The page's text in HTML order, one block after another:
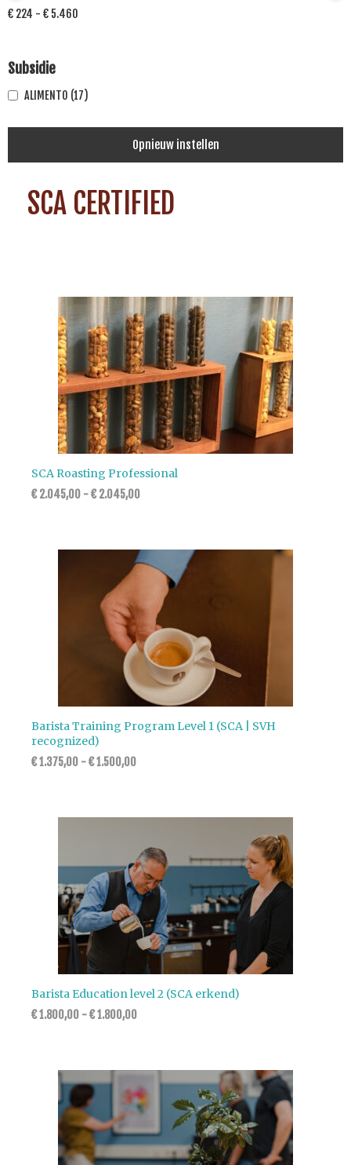
€ 224 - € 5.460
Subsidie
ALIMENTO (17)
Opnieuw instellen
SCA CERTIFIED
SCA Roasting Professional
€2.045,00 -€2.045,00
Barista Training Program Level 1 (SCA | SVH
recognized)
€1.375,00 -€1.500,00
Barista Education level 2 (SCA erkend)
€1.800,00 -€1.800,00